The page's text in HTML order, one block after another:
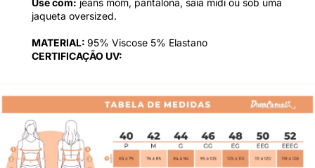
Use com: jeans mom, pantalona, saia midi ou sob uma
jaqueta oversized.
MATERIAL: 95% Viscose 5% Elastano
CERTIFICAÇÃO UV: